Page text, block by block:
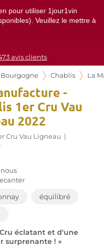
pour utiliser 1jour1vin
Veuillez le mettre à
avis clients
Bourgogne Chablis La
-
1er Cru Vau
2022
Cru Vau Ligneau |
équilibré
Cru éclatant et d'une
surprenante ! »